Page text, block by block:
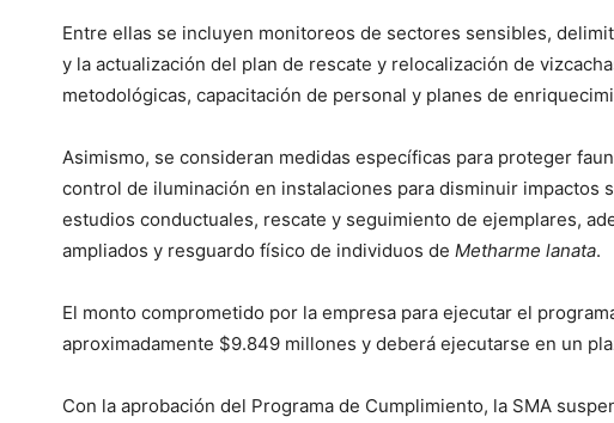
Entre ellas se incluyen monitoreos de sectores sensibles,
y la actualización del plan de rescate y relocalización de
metodológicas, capacitación de personal y planes de
Asimismo, se consideran medidas específicas para proteger
control de iluminación en instalaciones para disminuir impactos
estudios conductuales, rescate y seguimiento de ejemplares,
ampliados y resguardo físico de individuos de Metharme lanata.
El monto comprometido por la empresa para ejecutar el
aproximadamente $9.849 millones y deberá ejecutarse en un
Con la aprobación del Programa de Cumplimiento, la SMA